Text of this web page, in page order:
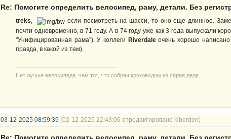
Re: Помогите определить велосипед, раму, детали. Без
treks,
если посмотреть на шасси, то оно еще длинное.
почти одновременно, в 71 году. А в 74 году уже как 3 года выпускали
"Унифицированная рама"). У коллеги Riverdaleочень хорошо написано
правда, в какой из тем).
Нет лучше велосипеда, чем тот, что собран кроководом из сарая деда.
03-12-2025 08:59:39 (02-12-2025 22:43:06 отредактировано kiberden)